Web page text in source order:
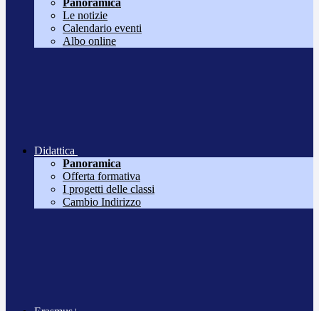
Panoramica
Le notizie
Calendario eventi
Albo online
Didattica
Panoramica
Offerta formativa
I progetti delle classi
Cambio Indirizzo